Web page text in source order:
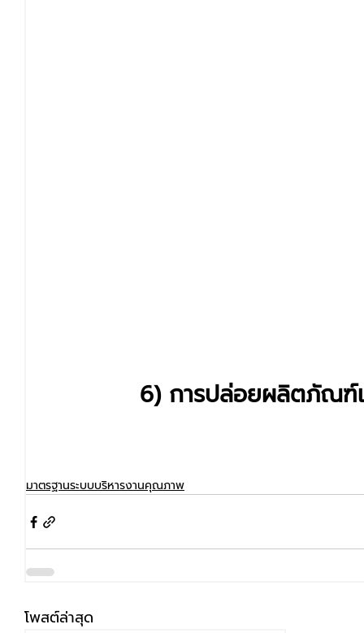
6) การปล่อยผลิตภัณฑ์
มาตรฐานระบบบริหารงานคุณภาพ
โพสต์ล่าสุด